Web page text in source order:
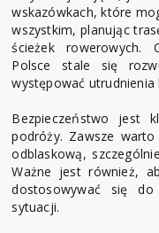
wskazówkach, które
wszystkim, planując
ścieżek rowerowych.
Polsce stale się
występować
Bezpieczeństwo jest
podróży. Zawsze
odblaskową,
Ważne jest również,
dostosowywać się do
sytuacji.